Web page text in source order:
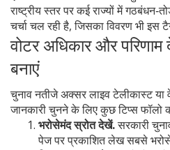
राष्ट्रीय स्तर पर कई राज्यों में
चर्चा चल रही है, जिसका विवरण भी इस
वोटर अधिकार और
बनाएं
चुनाव नतीजे अक्सर लाइव टेलीकास्ट
जानकारी चुनने के लिए कुछ टिप्स फॉलो
भरोसेमंद स्रोत देखें.सरकारी
पेज पर प्रकाशित लेख सबसे